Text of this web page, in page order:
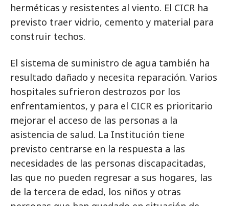
herméticas y resistentes al viento. El CICR ha
previsto traer vidrio, cemento y material para
construir techos.
El sistema de suministro de agua también ha
resultado dañado y necesita reparación. Varios
hospitales sufrieron destrozos por los
enfrentamientos, y para el CICR es prioritario
mejorar el acceso de las personas a la
asistencia de salud. La Institución tiene
previsto centrarse en la respuesta a las
necesidades de las personas discapacitadas,
las que no pueden regresar a sus hogares, las
de la tercera de edad, los niños y otras